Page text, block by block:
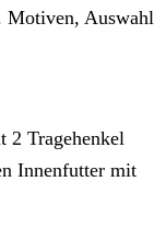
Motiven, Auswahl
2 Tragehenkel
Innenfutter mit